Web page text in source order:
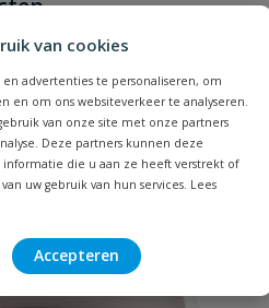
van cookies
advertenties te personaliseren, om
en om ons websiteverkeer te analyseren.
van onze site met onze partners
Deze partners kunnen deze
die u aan ze heeft verstrekt of
uw gebruik van hun services. Lees
Accepteren
vraag
oog